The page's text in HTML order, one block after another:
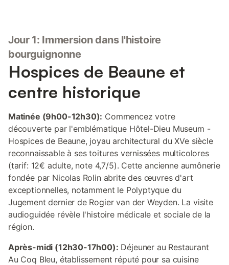
Jour 1: Immersion dans l'histoire
bourguignonne
Hospices de Beaune et
centre historique
Matinée (9h00-12h30): Commencez votre
découverte par l'emblématique Hôtel-Dieu Museum -
Hospices de Beaune, joyau architectural du XVe siècle
reconnaissable à ses toitures vernissées multicolores
(tarif: 12€ adulte, note 4,7/5). Cette ancienne aumônerie
fondée par Nicolas Rolin abrite des œuvres d'art
exceptionnelles, notamment le Polyptyque du
Jugement dernier de Rogier van der Weyden. La visite
audioguidée révèle l'histoire médicale et sociale de la
région.
Après-midi (12h30-17h00): Déjeuner au Restaurant
Au Coq Bleu, établissement réputé pour sa cuisine